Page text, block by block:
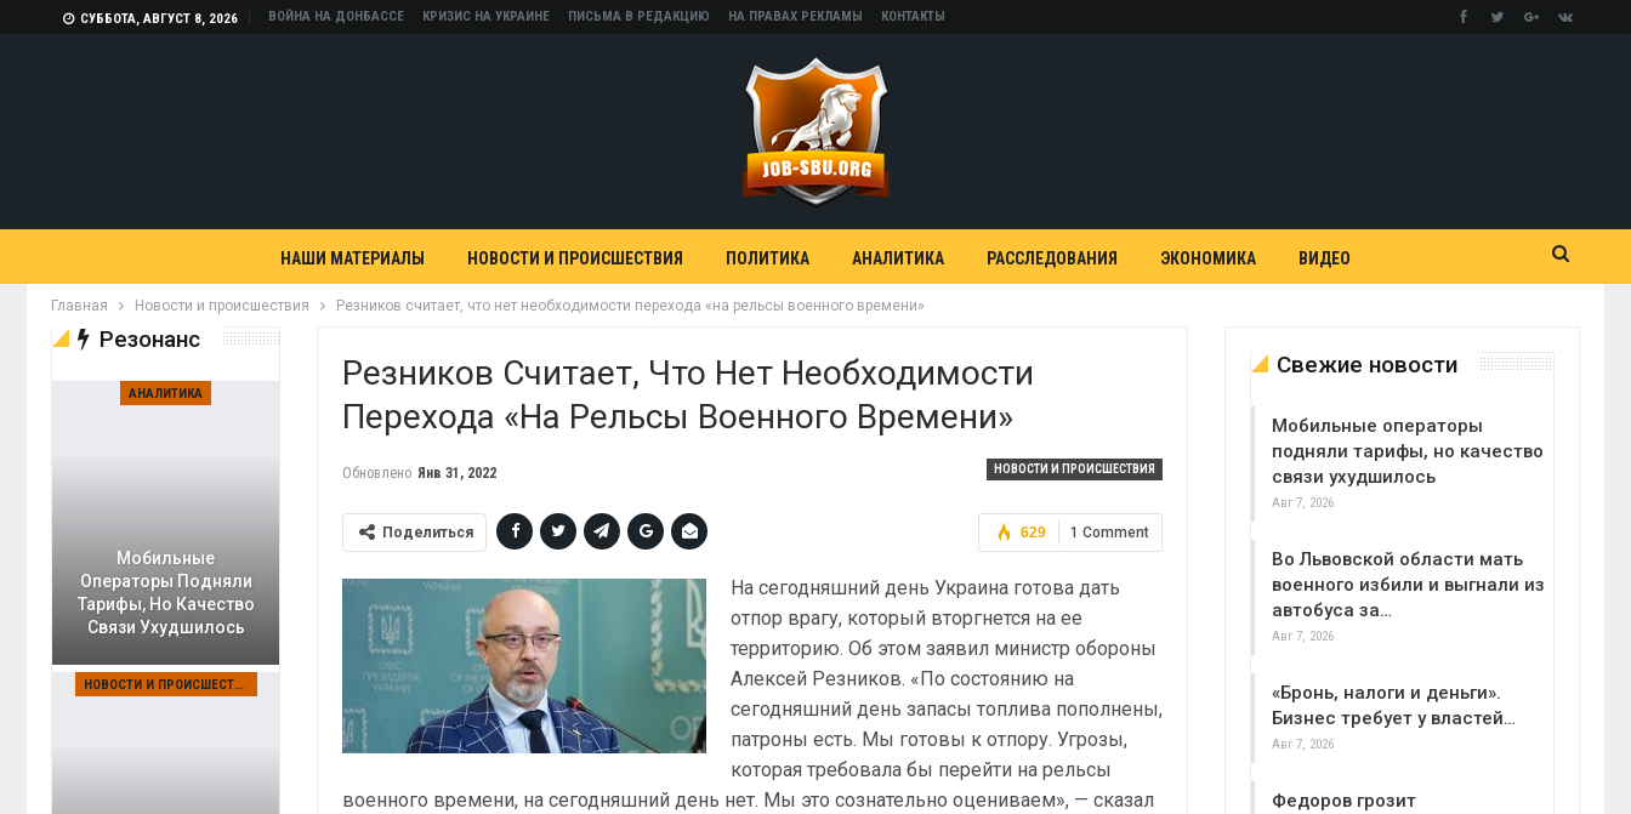
СУББОТА, АВГУСТ 8, 2026 ВОЙНА НА ДОНБАССЕ КРИЗИС НА УКРАИНЕ ПИСЬМА В РЕДАКЦИЮ НА ПРАВАХ РЕКЛАМЫ КОНТАКТЫ
НАШИ МАТЕРИАЛЫ НОВОСТИ И ПРОИСШЕСТВИЯ ПОЛИТИКА АНАЛИТИКА РАССЛЕДОВАНИЯ ЭКОНОМИКА ВИДЕО
Главная Новости и происшествия Резников считает, что нет необходимости перехода «на рельсы военного времени»
Резников Считает, Что Нет Необходимости
Перехода «на Рельсы Военного Времени»
НОВОСТИ И ПРОИСШЕСТВИЯ
Обновлено Янв 31, 2022
1 Comment
629
Поделиться
На сегодняшний день Украина готова дать
отпор врагу, который вторгнется на ее
территорию. Об этом заявил министр обороны
Алексей Резников. «По состоянию на
сегодняшний день запасы топлива пополнены,
патроны есть. Мы готовы к отпору. Угрозы,
которая требовала бы перейти на рельсы
военного времени, на сегодняшний день нет. Мы это сознательно оцениваем», — сказал
Свежие новости
Мобильные операторы
подняли тарифы, но качество
связи ухудшилось
Авг 7, 2026
Во Львовской области мать
военного избили и выгнали из
автобуса за…
Авг 7, 2026
«Бронь, налоги и деньги».
Бизнес требует у властей…
Авг 7, 2026
Федоров грозит
Резонанс
АНАЛИТИКА
Мобильные
Операторы Подняли
Тарифы, Но Качество
Связи Ухудшилось
НОВОСТИ И ПРОИСШЕСТВИЯ